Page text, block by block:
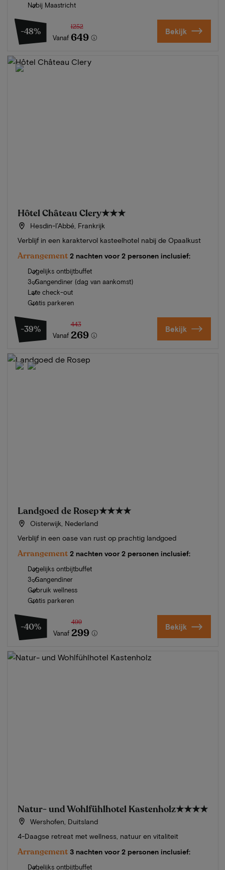
Nabij Maastricht
-48%
Vanaf
1252
649 Bekijk
Hôtel Château Clery★★★
Hesdin-l’Abbé, Frankrijk
Verblijf in een karaktervol kasteelhotel nabij de Opaalkust
Arrangement 2 nachten voor 2 personen inclusief:
Dagelijks ontbijtbuffet
3-Gangendiner (dag van aankomst)
Late check-out
Gratis parkeren
-39%
Vanaf
443
269 Bekijk
Landgoed de Rosep★★★★
Oisterwijk, Nederland
Verblijf in een oase van rust op prachtig landgoed
Arrangement 2 nachten voor 2 personen inclusief:
Dagelijks ontbijtbuffet
3-Gangendiner
Gebruik wellness
Gratis parkeren
-40%
Vanaf
499
299 Bekijk
Natur- und Wohlfühlhotel Kastenholz★★★★
Wershofen, Duitsland
4-Daagse retreat met wellness, natuur en vitaliteit
Arrangement 3 nachten voor 2 personen inclusief:
Dagelijks ontbijtbuffet